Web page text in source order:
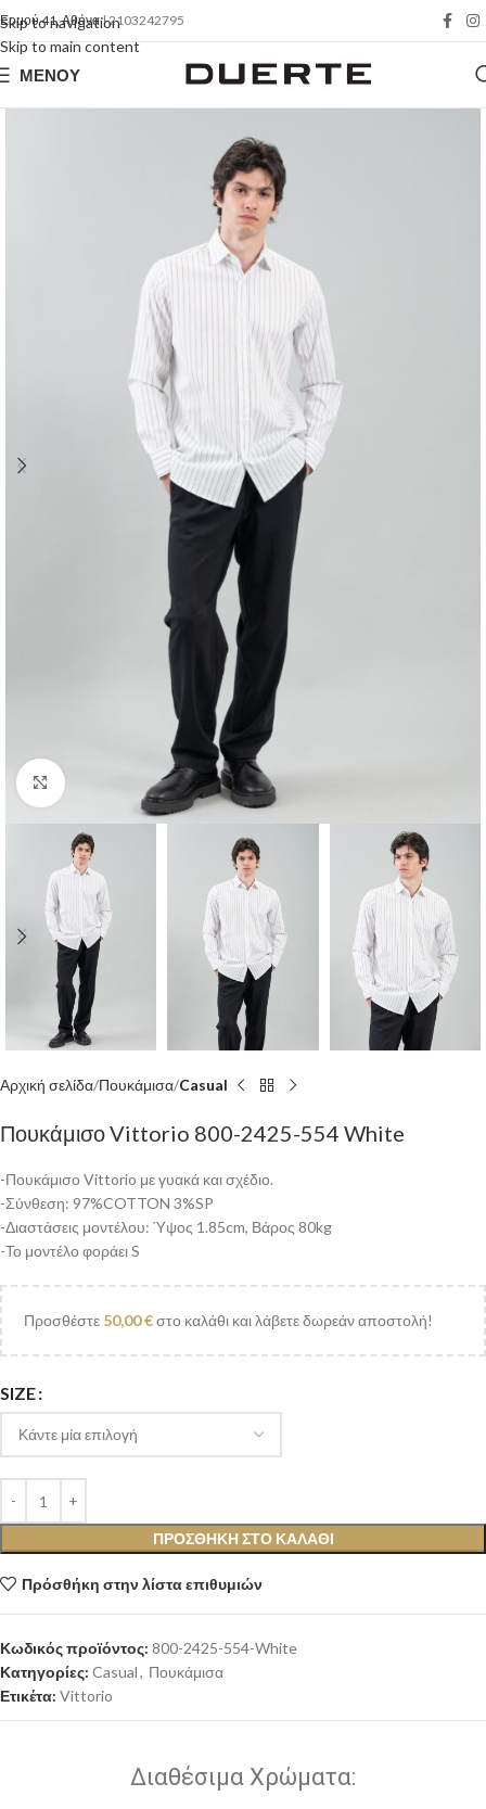
Skip to navigation
Skip to main content
Ερμού 41, Αθήνα| 2103242795
ΜΕΝΟΎ
Κλικ για μεγέθυνση
Αρχική σελίδα Πουκάμισα Casual
Πουκάμισο Vittorio 800-2425-554 White
-Πουκάμισο Vittorio με γυακά και σχέδιο.
-Σύνθεση: 97%COTTON 3%SP
-Διαστάσεις μοντέλου: Ύψος 1.85cm, Βάρος 80kg
-Το μοντέλο φοράει S
Προσθέστε 50,00€στο καλάθι και λάβετε δωρεάν αποστολή!
SIZE
ΠΡΟΣΘΉΚΗ ΣΤΟ ΚΑΛΆΘΙ
Πρόσθήκη στην λίστα επιθυμιών
Κωδικός προϊόντος: 800-2425-554-White
Κατηγορίες: Casual, Πουκάμισα
Ετικέτα: Vittorio
Διαθέσιμα Χρώματα: